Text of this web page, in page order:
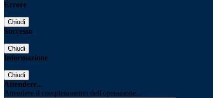
Errore
Chiudi
Successo
Chiudi
Informazione
Chiudi
Attendere...
Attendere il completamento dell'operazione...